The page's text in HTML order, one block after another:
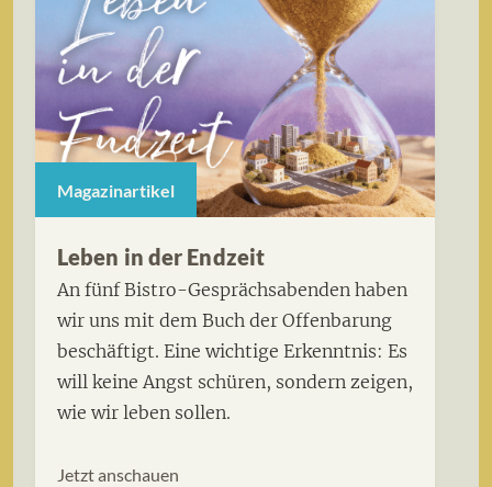
Magazinartikel
Leben in der Endzeit
An fünf Bistro-Gesprächsabenden haben
wir uns mit dem Buch der Offenbarung
beschäftigt. Eine wichtige Erkenntnis: Es
will keine Angst schüren, sondern zeigen,
wie wir leben sollen.
Jetzt anschauen